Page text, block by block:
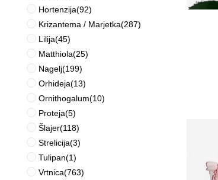
Hortenzija(92)
Krizantema / Marjetka(287)
Lilija(45)
Matthiola(25)
Nagelj(199)
Orhideja(13)
Ornithogalum(10)
Proteja(5)
Šlajer(118)
Strelicija(3)
Tulipan(1)
Vrtnica(763)